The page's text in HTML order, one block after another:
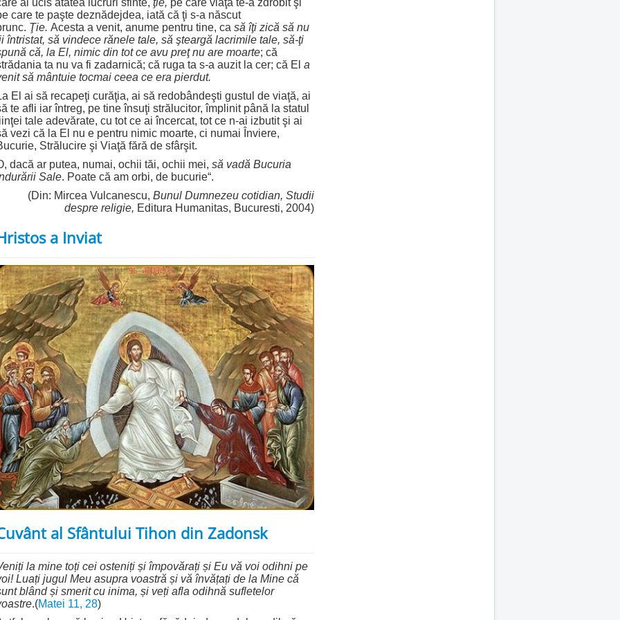
ai ucis atâtea lucruri sfinte, ţie, pe care viaţa te-a zdrobit şi
care te paşte deznădejdea, iată că ţi s-a născut
Ţie. Acesta a venit, anume pentru tine, ca să îţi zică să nu
întristat, să vindece rănele tale, să şteargă lacrimile tale, să-ţi
că, la El, nimic din tot ce avu preţ nu are moarte; că
ta nu va fi zadarnică; că ruga ta s-a auzit la cer; că El a
să mântuie tocmai ceea ce era pierdut.
El ai să recapeţi curăţia, ai să redobândeşti gustul de viaţă, ai
te afli iar întreg, pe tine însuţi strălucitor, împlinit până la statul
tale adevărate, cu tot ce ai încercat, tot ce n-ai izbutit şi ai
vezi că la El nu e pentru nimic moarte, ci numai Înviere,
Strălucire şi Viaţă fără de sfârşit.
dacă ar putea, numai, ochii tăi, ochii mei, să vadă Bucuria
Sale. Poate că am orbi, de bucurie“.
(Din: Mircea Vulcanescu, Bunul Dumnezeu cotidian, Studii
despre religie, Editura Humanitas, Bucuresti, 2004)
a Inviat
al Sfântului Tihon din Zadonsk
la mine toți cei osteniți și împovărați și Eu vă voi odihni pe
Luați jugul Meu asupra voastră și vă învățați de la Mine că
blând și smerit cu inima, și veți afla odihnă sufletelor
.(Matei 11, 28)